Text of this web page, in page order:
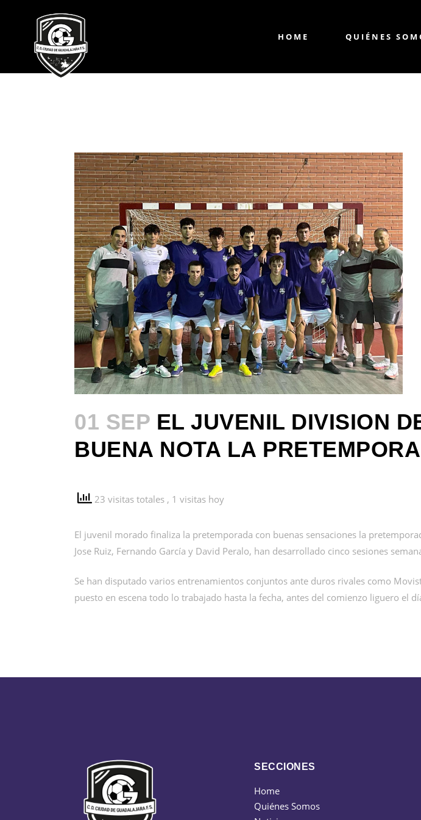
HOME QUIÉNES
01 SEP EL JUVENIL DIVISION
BUENA NOTA LA
23 visitas totales , 1 visitas hoy
El juvenil morado finaliza la pretemporada con buenas sensaciones la
Jose Ruiz, Fernando García y David Peralo, han desarrollado cinco sesiones
Se han disputado varios entrenamientos conjuntos ante duros rivales como
puesto en escena todo lo trabajado hasta la fecha, antes del comienzo liguero el
SECCIONES
Home
Quiénes Somos